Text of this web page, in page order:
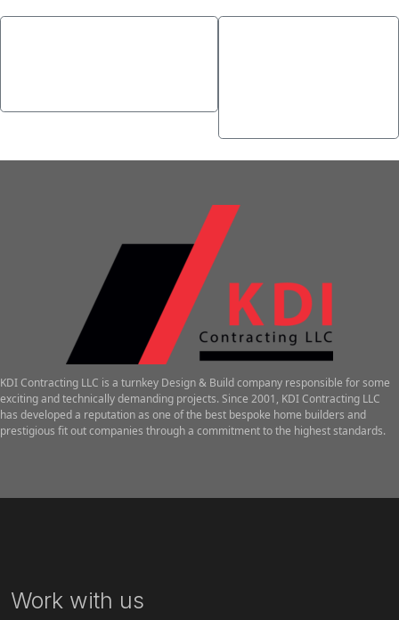
KDI Contracting LLC is a turnkey Design & Build company responsible for some
exciting and technically demanding projects. Since 2001, KDI Contracting LLC
has developed a reputation as one of the best bespoke home builders and
prestigious fit out companies through a commitment to the highest standards.
Work with us